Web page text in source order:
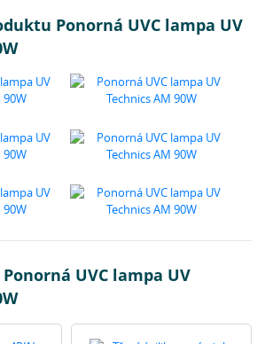
Ponorná UVC lampa UV
UVC lampa UV